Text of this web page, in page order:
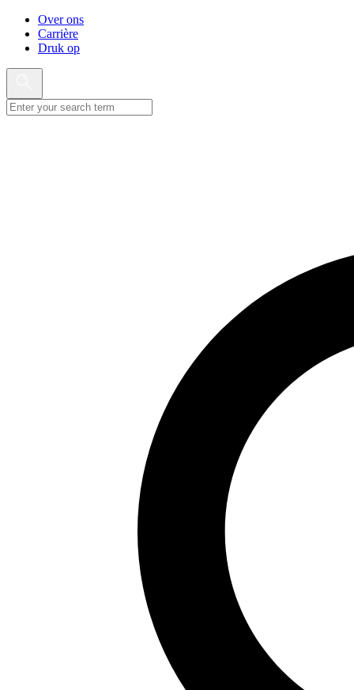
Over ons
Carrière
Druk op